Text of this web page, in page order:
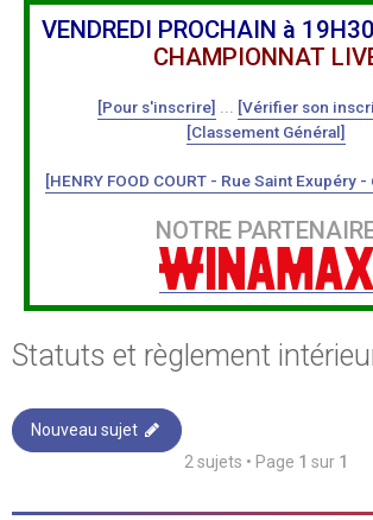
VENDREDI PROCHAIN à
CHAMPIONNAT
[Pour s'inscrire] [Vérifier son
[Classement Général]
[HENRY FOOD COURT - Rue Saint Exupéry -
NOTRE
Statuts et règlement
Nouveau sujet
2 sujets • Page 1 sur 1